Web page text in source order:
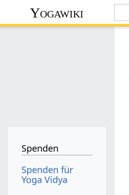
Yogawiki
Spenden
Spenden für
Yoga Vidya